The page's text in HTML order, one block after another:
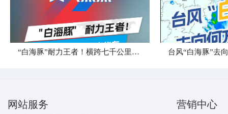
“白海豚”耐力王者！横跨七千公里直奔华东 台风“白海豚”去
网站服务 营销中心